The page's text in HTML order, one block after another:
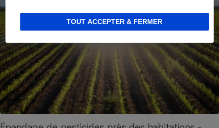
TOUT ACCEPTER & FERMER